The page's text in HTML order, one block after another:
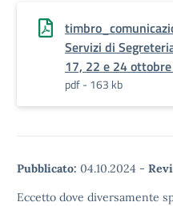
Servizi di
17, 22 e 24
pdf - 163 kb
Pubblicato: 04.10.2024 -
Eccetto dove diversamente